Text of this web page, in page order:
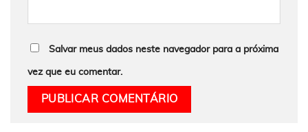
Salvar meus dados neste navegador para a próxima
vez que eu comentar.